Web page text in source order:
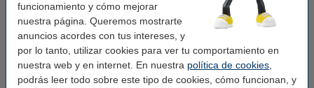
funcionamiento y cómo mejorar
nuestra página. Queremos mostrarte
anuncios acordes con tus intereses, y
por lo tanto, utilizar cookies para ver tu comportamiento en
nuestra web y en internet. En nuestra política de cookies
podrás leer todo sobre este tipo de cookies, cómo funcionan, y
plástico
Tamaño papel: A4
50 mm
Soporte etiquetas: sí